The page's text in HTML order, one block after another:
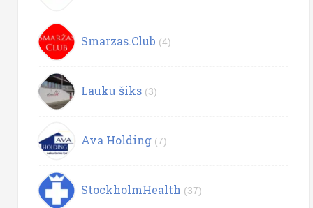
Smarzas.Club (4)
Lauku šiks (3)
Ava Holding (7)
StockholmHealth (37)